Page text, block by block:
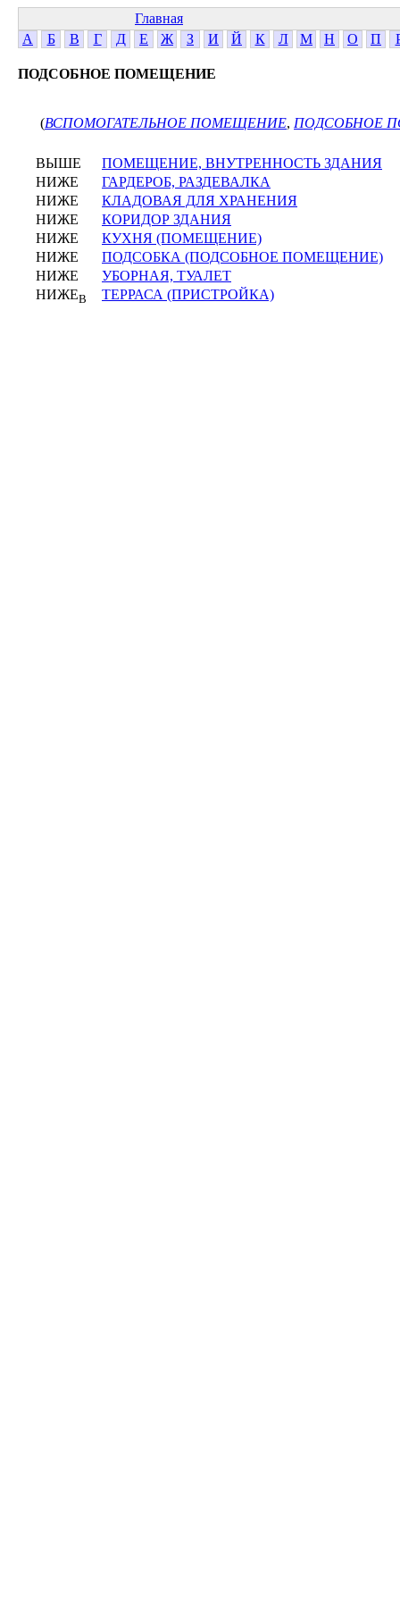
Главная
А
Б В Г Д Е Ж З И Й К Л М Н О П
ПОДСОБНОЕ ПОМЕЩЕНИЕ
(ВСПОМОГАТЕЛЬНОЕ ПОМЕЩЕНИЕ, ПОДСОБНОЕ
ВЫШЕ
ПОМЕЩЕНИЕ, ВНУТРЕННОСТЬ ЗДАНИЯ
НИЖЕ
ГАРДЕРОБ, РАЗДЕВАЛКА
НИЖЕ
КЛАДОВАЯ ДЛЯ ХРАНЕНИЯ
НИЖЕ
КОРИДОР ЗДАНИЯ
НИЖЕ
КУХНЯ (ПОМЕЩЕНИЕ)
НИЖЕ
ПОДСОБКА (ПОДСОБНОЕ ПОМЕЩЕНИЕ)
НИЖЕ
УБОРНАЯ, ТУАЛЕТ
НИЖЕВ ТЕРРАСА (ПРИСТРОЙКА)